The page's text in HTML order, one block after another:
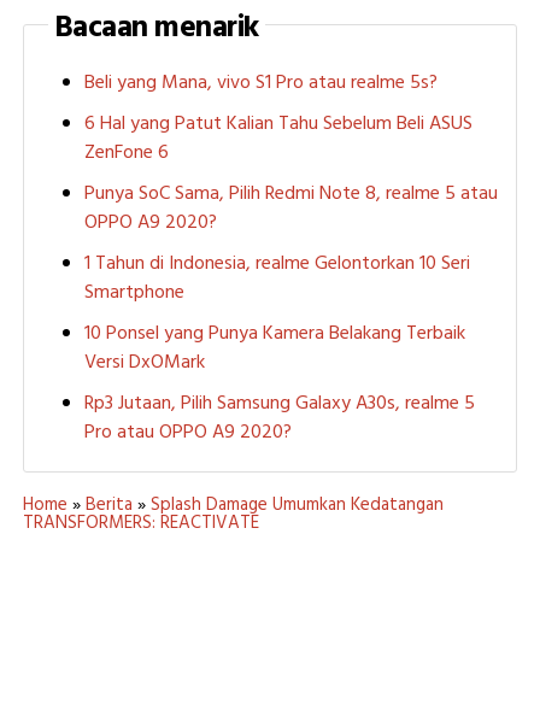
Bacaan menarik
Beli yang Mana, vivo S1 Pro atau realme 5s?
6 Hal yang Patut Kalian Tahu Sebelum Beli ASUS
ZenFone 6
Punya SoC Sama, Pilih Redmi Note 8, realme 5 atau
OPPO A9 2020?
1 Tahun di Indonesia, realme Gelontorkan 10 Seri
Smartphone
10 Ponsel yang Punya Kamera Belakang Terbaik
Versi DxOMark
Rp3 Jutaan, Pilih Samsung Galaxy A30s, realme 5
Pro atau OPPO A9 2020?
Home »Berita »Splash Damage Umumkan Kedatangan
TRANSFORMERS: REACTIVATE